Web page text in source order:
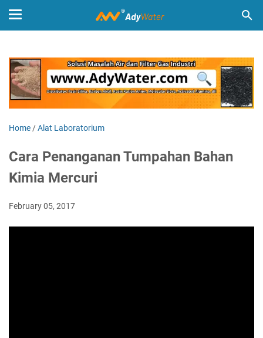
Home /Alat Laboratorium
Cara Penanganan Tumpahan Bahan
Kimia Mercuri
February 05, 2017